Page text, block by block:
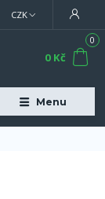
Menu
CZK
0
0 Kč